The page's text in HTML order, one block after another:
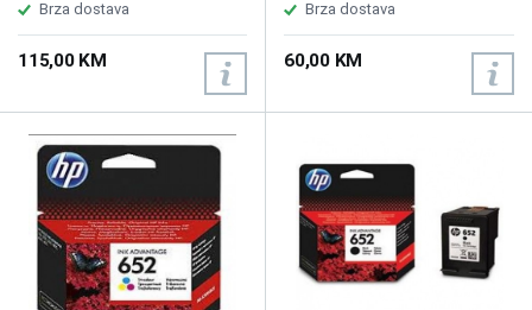
Brza dostava
115,00 KM
in-One Printer, HP OfficeJet
4650, HP Envy 4520
Brza dostava
60,00 KM